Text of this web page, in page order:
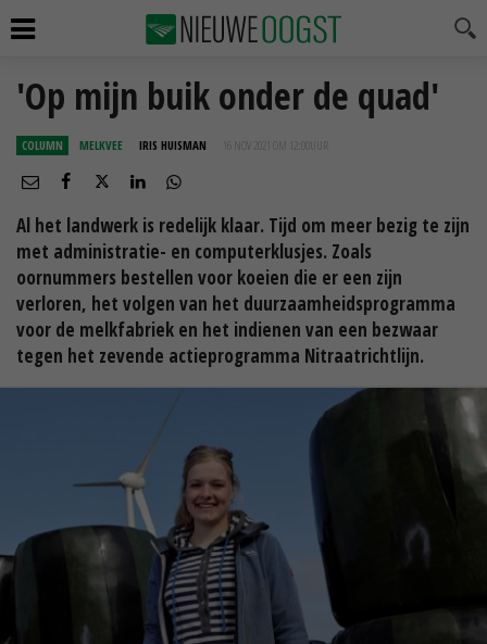
'Op mijn buik onder de quad'
COLUMN MELKVEE IRIS HUISMAN 16 NOV 2021 OM 12:00
Al het landwerk is redelijk klaar. Tijd om meer bezig te zijn
met administratie- en computerklusjes. Zoals
oornummers bestellen voor koeien die er een zijn
verloren, het volgen van het duurzaamheidsprogramma
voor de melkfabriek en het indienen van een bezwaar
tegen het zevende actieprogramma Nitraatrichtlijn.